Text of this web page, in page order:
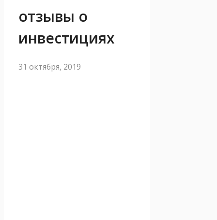
отзывы о
инвестициях
31 октября, 2019